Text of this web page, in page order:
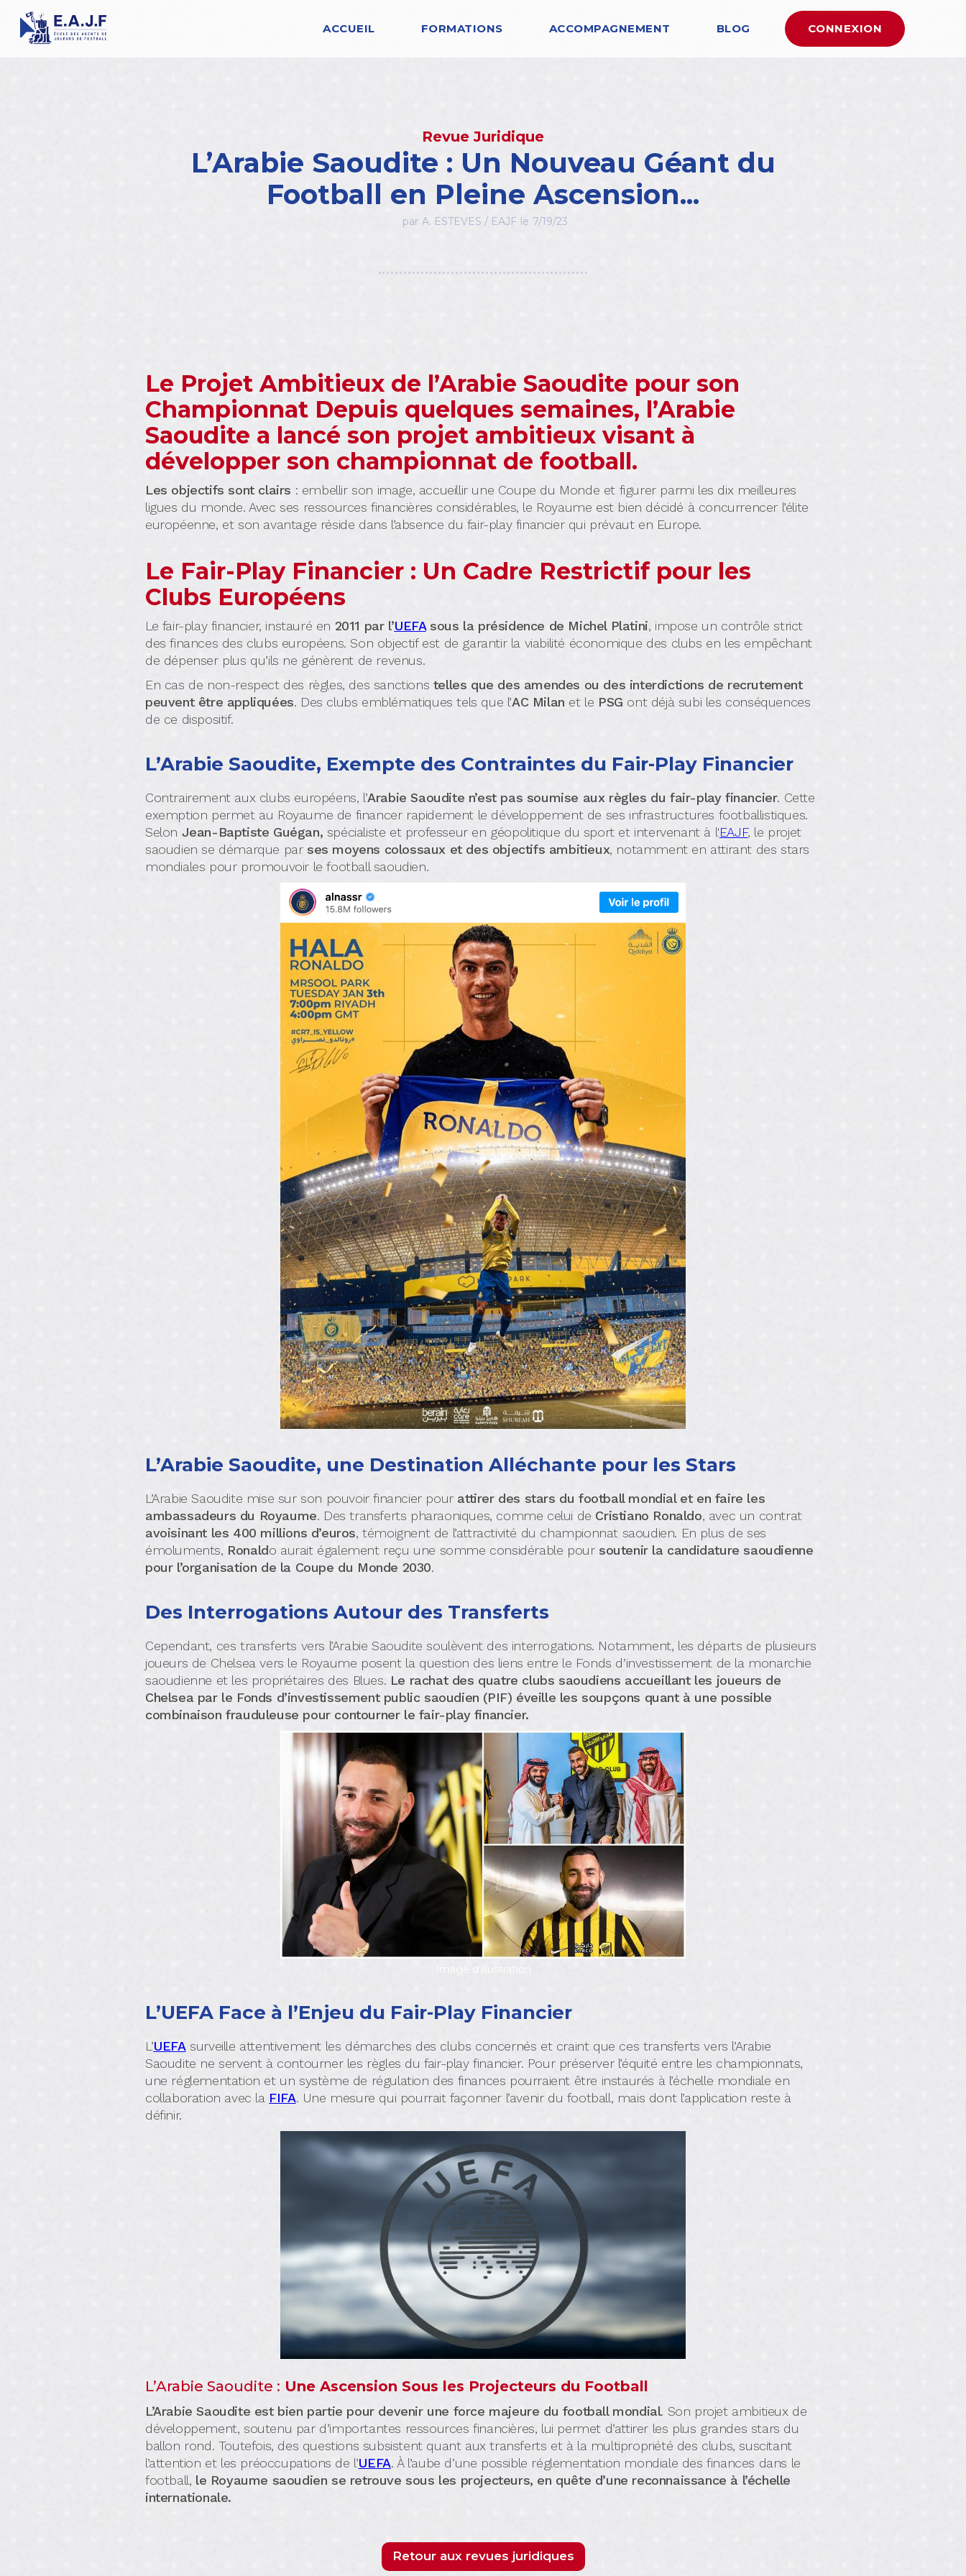
ACCUEIL FORMATIONS ACCOMPAGNEMENT BLOG CONNEXION
Revue Juridique
L’Arabie Saoudite : Un Nouveau Géant du
Football en Pleine Ascension...
par A. ESTEVES / EAJF le 7/19/23
Le Projet Ambitieux de l’Arabie Saoudite pour son
Championnat Depuis quelques semaines, l’Arabie
Saoudite a lancé son projet ambitieux visant à
développer son championnat de football.
Les objectifs sont clairs : embellir son image, accueillir une Coupe du Monde et figurer parmi les dix meilleures
ligues du monde. Avec ses ressources financières considérables, le Royaume est bien décidé à concurrencer l’élite
européenne, et son avantage réside dans l’absence du fair-play financier qui prévaut en Europe.
Le Fair-Play Financier : Un Cadre Restrictif pour les
Clubs Européens
Le fair-play financier, instauré en 2011 par l’UEFAsous la présidence de Michel Platini, impose un contrôle strict
des finances des clubs européens. Son objectif est de garantir la viabilité économique des clubs en les empêchant
de dépenser plus qu’ils ne génèrent de revenus.
En cas de non-respect des règles, des sanctions telles que des amendes ou des interdictions de recrutement
peuvent être appliquées. Des clubs emblématiques tels que l’AC Milan et le PSG ont déjà subi les conséquences
de ce dispositif.
L’Arabie Saoudite, Exempte des Contraintes du Fair-Play Financier
Contrairement aux clubs européens, l’Arabie Saoudite n’est pas soumise aux règles du fair-play financier. Cette
exemption permet au Royaume de financer rapidement le développement de ses infrastructures footballistiques.
Selon Jean-Baptiste Guégan, spécialiste et professeur en géopolitique du sport et intervenant à l'EAJF, le projet
saoudien se démarque par ses moyens colossaux et des objectifs ambitieux, notamment en attirant des stars
mondiales pour promouvoir le football saoudien.
L’Arabie Saoudite, une Destination Alléchante pour les Stars
L’Arabie Saoudite mise sur son pouvoir financier pour attirer des stars du football mondial et en faire les
ambassadeurs du Royaume. Des transferts pharaoniques, comme celui de Cristiano Ronaldo, avec un contrat
avoisinant les 400 millions d’euros, témoignent de l’attractivité du championnat saoudien. En plus de ses
émoluments, Ronaldo aurait également reçu une somme considérable pour soutenir la candidature saoudienne
pour l’organisation de la Coupe du Monde 2030.
Des Interrogations Autour des Transferts
Cependant, ces transferts vers l’Arabie Saoudite soulèvent des interrogations. Notamment, les départs de plusieurs
joueurs de Chelsea vers le Royaume posent la question des liens entre le Fonds d’investissement de la monarchie
saoudienne et les propriétaires des Blues. Le rachat des quatre clubs saoudiens accueillant les joueurs de
Chelsea par le Fonds d’investissement public saoudien (PIF) éveille les soupçons quant à une possible
combinaison frauduleuse pour contourner le fair-play financier.
Image d'illustration
L’UEFA Face à l’Enjeu du Fair-Play Financier
L’UEFA surveille attentivement les démarches des clubs concernés et craint que ces transferts vers l’Arabie
Saoudite ne servent à contourner les règles du fair-play financier. Pour préserver l’équité entre les championnats,
une réglementation et un système de régulation des finances pourraient être instaurés à l’échelle mondiale en
collaboration avec la FIFA. Une mesure qui pourrait façonner l’avenir du football, mais dont l’application reste à
définir.
L’Arabie Saoudite : Une Ascension Sous les Projecteurs du Football
L’Arabie Saoudite est bien partie pour devenir une force majeure du football mondial. Son projet ambitieux de
développement, soutenu par d’importantes ressources financières, lui permet d’attirer les plus grandes stars du
ballon rond. Toutefois, des questions subsistent quant aux transferts et à la multipropriété des clubs, suscitant
l’attention et les préoccupations de l’UEFA. À l’aube d’une possible réglementation mondiale des finances dans le
football, le Royaume saoudien se retrouve sous les projecteurs, en quête d’une reconnaissance à l’échelle
internationale.
Retour aux revues juridiques